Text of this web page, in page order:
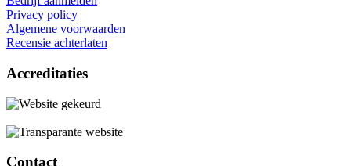
Privacy policy
Algemene voorwaarden
Recensie achterlaten
Accreditaties
Contact